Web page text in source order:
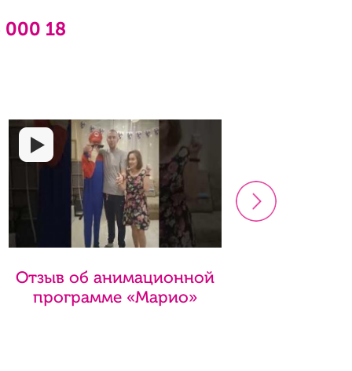
000 18
>
Отзыв об анимационной
программе «Марио»